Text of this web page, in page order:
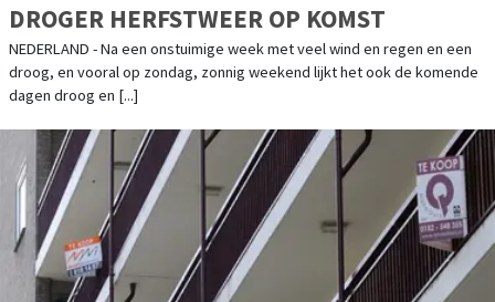
DROGER HERFSTWEER OP KOMST
NEDERLAND - Na een onstuimige week met veel wind en regen en een
droog, en vooral op zondag, zonnig weekend lijkt het ook de komende
dagen droog en [...]